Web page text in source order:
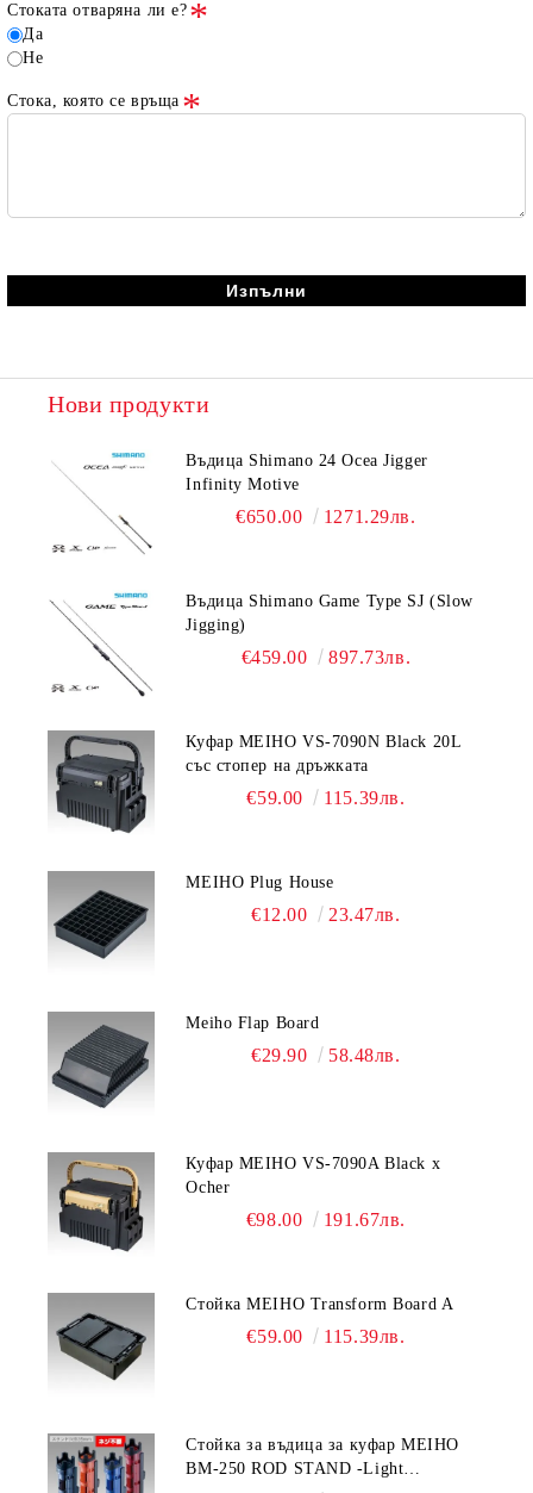
Стоката отваряна ли е?
Да
Не
Стока, която се връща
Нови продукти
Въдица Shimano 24 Ocea Jigger
Infinity Motive
€650.00 1271.29лв.
Въдица Shimano Game Type SJ (Slow
Jigging)
€459.00 897.73лв.
Куфар MEIHO VS-7090N Black 20L
със стопер на дръжката
€59.00 115.39лв.
MEIHO Plug House
€12.00 23.47лв.
Meiho Flap Board
€29.90 58.48лв.
Куфар MEIHO VS-7090A Black x
Ocher
€98.00 191.67лв.
Стойка MEIHO Transform Board A
€59.00 115.39лв.
Стойка за въдица за куфар MEIHO
BM-250 ROD STAND -Light